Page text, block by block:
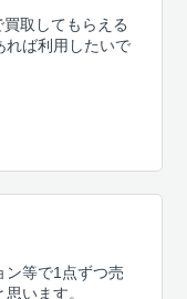
取してもらえる
れば利用したいで
ン等で1点ずつ売
います。